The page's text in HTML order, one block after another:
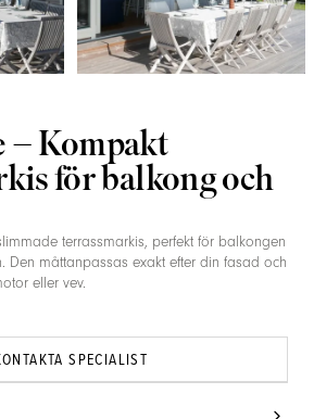
– Kompakt
för balkong och
terrassmarkis, perfekt för balkongen
Den måttanpassas exakt efter din fasad och
eller vev.
SPECIALIST